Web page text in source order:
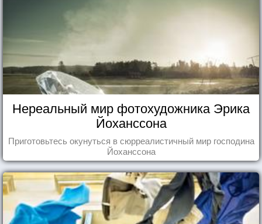
Нереальный мир фотохудожника Эрика
Йоханссона
Приготовьтесь окунуться в сюрреалистичный мир господина
Йоханссона